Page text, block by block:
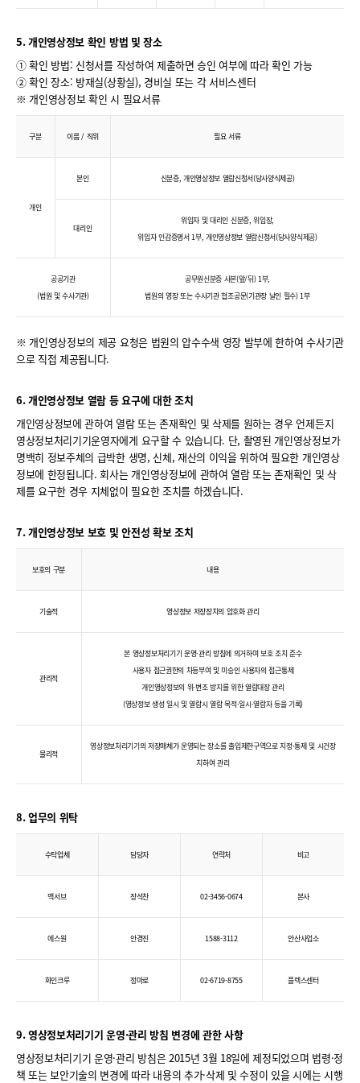
5. 개인영상정보 확인 방법 및 장소
① 확인 방법: 신청서를 작성하여 제출하면 승인 여부에 따라 확인 가능
② 확인 장소: 방재실(상황실), 경비실 또는 각 서비스센터
※ 개인영상정보 확인 시 필요서류
구분 이름 / 직위 필요 서류
개인
본인 신분증, 개인영상정보 열람신청서(당사양식제공)
대리인
위임자 및 대리인 신분증, 위임장,
위임자 인감증명서 1부, 개인영상정보 열람신청서(당사양식제공)
공공기관
(법원 및 수사기관)
공무원신분증 사본(앞/뒤) 1부,
법원의 영장 또는 수사기관 협조공문(기관장 날인 필수) 1부
※ 개인영상정보의 제공 요청은 법원의 압수수색 영장 발부에 한하여 수사기관
으로 직접 제공됩니다.
6. 개인영상정보 열람 등 요구에 대한 조치
개인영상정보에 관하여 열람 또는 존재확인 및 삭제를 원하는 경우 언제든지
영상정보처리기기운영자에게 요구할 수 있습니다. 단, 촬영된 개인영상정보가
명백히 정보주체의 급박한 생명, 신체, 재산의 이익을 위하여 필요한 개인영상
정보에 한정됩니다. 회사는 개인영상정보에 관하여 열람 또는 존재확인 및 삭
제를 요구한 경우 지체없이 필요한 조치를 하겠습니다.
7. 개인영상정보 보호 및 안전성 확보 조치
보호의 구분 내용
기술적 영상정보 저장장치의 암호화 관리
관리적
본 영상정보처리기기 운영·관리 방침에 의거하여 보호 조치 준수
사용자 접근권한의 차등부여 및 미승인 사용자의 접근통제
개인영상정보의 위·변조 방지를 위한 열람대장 관리
(영상정보 생성 일시 및 열람시 열람 목적·일시·열람자 등을 기록)
물리적
영상정보처리기기의 저장매체가 운영되는 장소를 출입제한구역으로 지정·통제 및 시건장
치하여 관리
8. 업무의 위탁
수탁업체 담당자 연락처 비고
맥서브 장석찬 02-3456-0674 본사
에스원 안경진 1588-3112 안산사업소
화인크루 정마로 02-6719-8755 플렉스센터
9. 영상정보처리기기 운영·관리 방침 변경에 관한 사항
영상정보처리기기 운영·관리 방침은 2015년 3월 18일에 제정되었으며 법령·정
책 또는 보안기술의 변경에 따라 내용의 추가·삭제 및 수정이 있을 시에는 시행